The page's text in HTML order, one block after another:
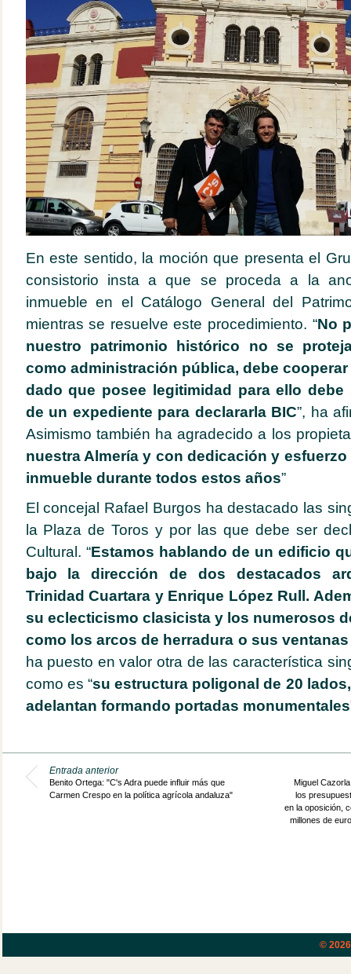
En este sentido, la moción que presenta el
consistorio insta a que se proceda a la
inmueble en el Catálogo General del
mientras se resuelve este procedimiento. “No
nuestro patrimonio histórico no se
como administración pública, debe
dado que posee legitimidad para ello
de un expediente para declararla BIC”, ha
Asimismo también ha agradecido a los
nuestra Almería y con dedicación y
inmueble durante todos estos años”
El concejal Rafael Burgos ha destacado las
la Plaza de Toros y por las que debe ser
Cultural. “Estamos hablando de un edificio
bajo la dirección de dos destacados
Trinidad Cuartara y Enrique López Rull.
su eclecticismo clasicista y los numerosos
como los arcos de herradura o sus
ha puesto en valor otra de las característica
como es “su estructura poligonal de 20
adelantan formando portadas monumentales
Entrada anterior
Benito Ortega: "C's Adra puede influir más que
Carmen Crespo en la política agrícola andaluza"
Miguel
los
en la oposición,
millones de
©